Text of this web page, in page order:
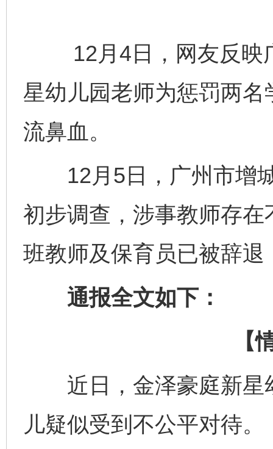
12月4日，网友反映
星幼儿园老师为惩罚两
流鼻血。
12月5日，广州市增城
初步调查，涉事教师存
班教师及保育员已被辞
通报全文如下：
【
近日，金泽豪庭新星
儿疑似受到不公平对待。